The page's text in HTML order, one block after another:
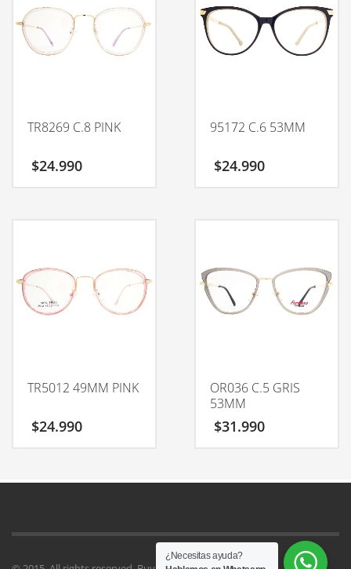
TR8269 C.8 PINK
$24.990
95172 C.6 53MM
$24.990
TR5012 49MM PINK
$24.990
OR036 C.5 GRIS
53MM
$31.990
¿Necesitas ayuda?